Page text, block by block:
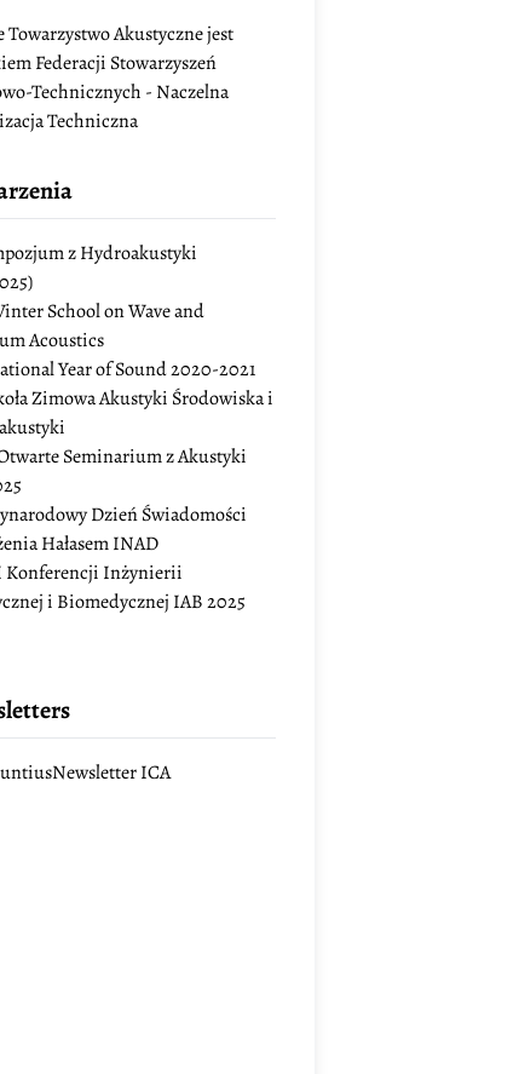
Towarzystwo Akustyczne jest
Federacji Stowarzyszeń
Technicznych - Naczelna
Techniczna
z Hydroakustyki
School on Wave and
Acoustics
Year of Sound 2020-2021
Zimowa Akustyki Środowiska i
Seminarium z Akustyki
Dzień Świadomości
Hałasem INAD
Inżynierii
i Biomedycznej IAB 2025
Newsletter ICA